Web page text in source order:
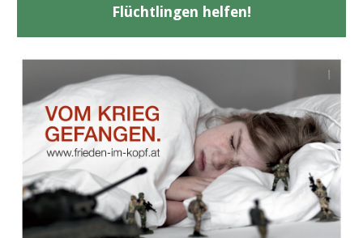
Flüchtlingen helfen!